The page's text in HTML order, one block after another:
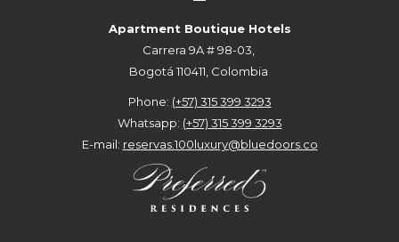
Apartment Boutique Hotels
Carrera 9A # 98-03,
Bogotá 110411, Colombia
Phone: (+57) 315 399 3293
Whatsapp: (+57) 315 399 3293
E-mail: reservas.100luxury@bluedoors.co